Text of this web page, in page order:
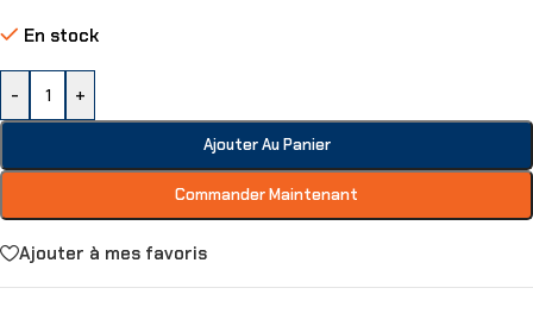
En stock
- +
Ajouter Au Panier
Commander Maintenant
Ajouter à mes favoris